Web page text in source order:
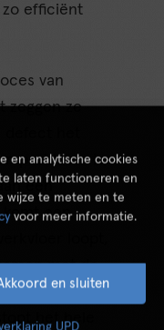
en analytische cookies
laten functioneren en
wijze te meten en te
voor meer informatie.
en sluiten
UPD
zo efficiënt
van
zeggen ze
probleem is,
een
een
met de
Lukt dat niet
het hele